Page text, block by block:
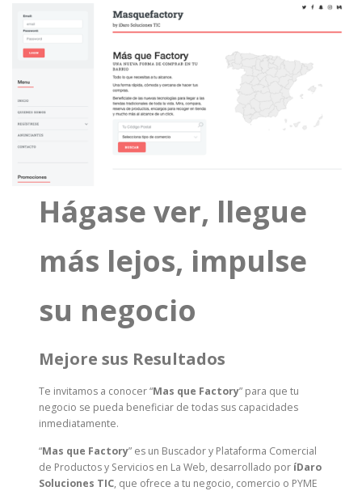
Hágase ver, llegue
más lejos, impulse
su negocio
Mejore sus Resultados
Te invitamos a conocer “Mas que Factory” para que tu
negocio se pueda beneficiar de todas sus capacidades
inmediatamente.
“Mas que Factory” es un Buscador y Plataforma Comercial
de Productos y Servicios en La Web, desarrollado por íDaro
Soluciones TIC, que ofrece a tu negocio, comercio o PYME